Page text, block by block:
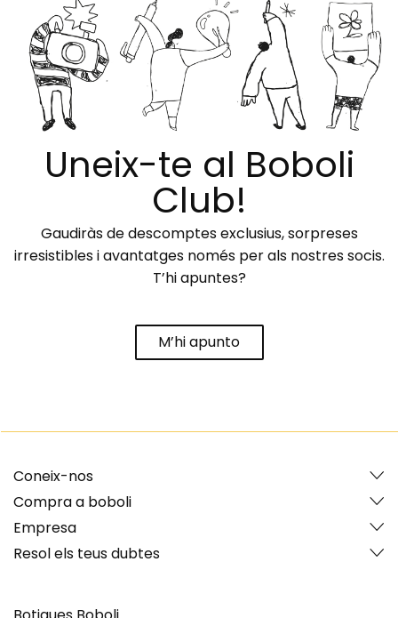
Uneix-te al Boboli
Club!
Gaudiràs de descomptes exclusius, sorpreses
irresistibles i avantatges només per als nostres socis.
T’hi apuntes?
M’hi apunto
Coneix-nos
Compra a boboli
Empresa
Resol els teus dubtes